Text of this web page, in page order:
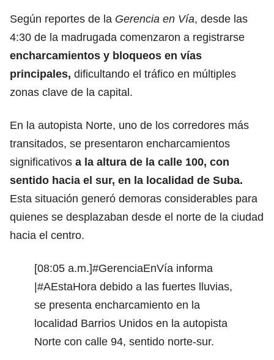
Según reportes de la Gerencia en Vía, desde las
4:30 de la madrugada comenzaron a registrarse
encharcamientos y bloqueos en vías
principales, dificultando el tráfico en múltiples
zonas clave de la capital.
En la autopista Norte, uno de los corredores más
transitados, se presentaron encharcamientos
significativos a la altura de la calle 100, con
sentido hacia el sur, en la localidad de Suba.
Esta situación generó demoras considerables para
quienes se desplazaban desde el norte de la ciudad
hacia el centro.
[08:05 a.m.]#GerenciaEnVía informa
|#AEstaHora debido a las fuertes lluvias,
se presenta encharcamiento en la
localidad Barrios Unidos en la autopista
Norte con calle 94, sentido norte-sur.